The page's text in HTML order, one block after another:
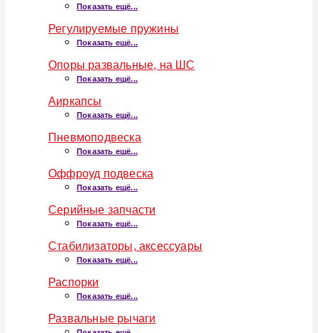
Показать ещё...
Регулируемые пружины
Показать ещё...
Опоры развальные, на ШС
Показать ещё...
Аиркапсы
Показать ещё...
Пневмоподвеска
Показать ещё...
Оффроуд подвеска
Показать ещё...
Серийные запчасти
Показать ещё...
Стабилизаторы, аксессуары
Показать ещё...
Распорки
Показать ещё...
Развальные рычаги